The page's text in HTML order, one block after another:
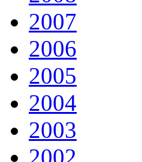
2007
2006
2005
2004
2003
2002